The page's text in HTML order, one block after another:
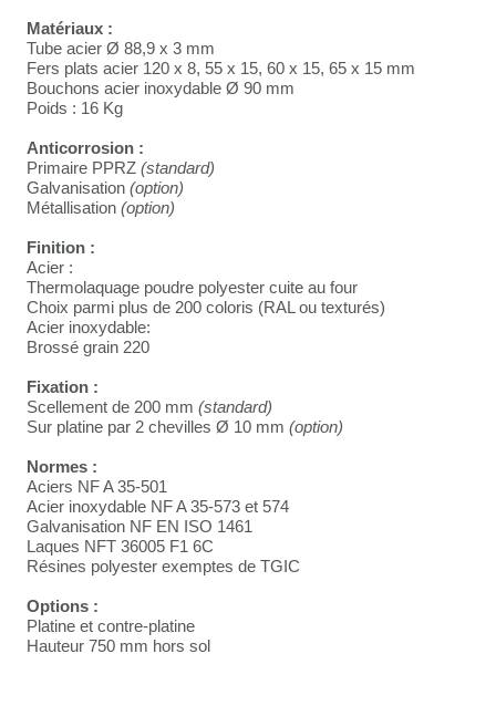
Matériaux :
Tube acier Ø 88,9 x 3 mm
Fers plats acier 120 x 8, 55 x 15, 60 x 15, 65 x 15 mm
Bouchons acier inoxydable Ø 90 mm
Poids : 16 Kg
Anticorrosion :
Primaire PPRZ(standard)
Galvanisation(option)
Métallisation(option)
Finition :
Acier :
Thermolaquage poudre polyester cuite au four
Choix parmi plus de 200 coloris (RAL ou texturés)
Acier inoxydable:
Brossé grain 220
Fixation :
Scellement de 200 mm(standard)
Sur platine par 2 chevilles Ø 10 mm(option)
Normes :
Aciers NF A 35-501
Acier inoxydable NF A 35-573 et 574
Galvanisation NF EN ISO 1461
Laques NFT 36005 F1 6C
Résines polyester exemptes de TGIC
Options :
Platine et contre-platine
Hauteur 750 mm hors sol